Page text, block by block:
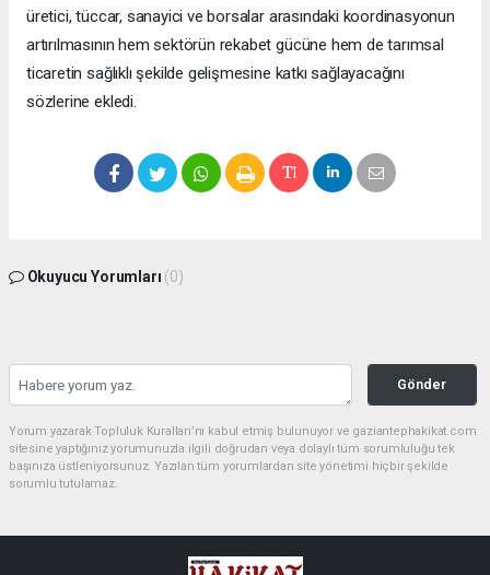
üretici, tüccar, sanayici ve borsalar arasındaki koordinasyonun
artırılmasının hem sektörün rekabet gücüne hem de tarımsal
ticaretin sağlıklı şekilde gelişmesine katkı sağlayacağını
sözlerine ekledi.
Okuyucu Yorumları (0)
Gönder
Yorum yazarak Topluluk Kuralları’nı kabul etmiş bulunuyor ve gaziantephakikat.com
sitesine yaptığınız yorumunuzla ilgili doğrudan veya dolaylı tüm sorumluluğu tek
başınıza üstleniyorsunuz. Yazılan tüm yorumlardan site yönetimi hiçbir şekilde
sorumlu tutulamaz.